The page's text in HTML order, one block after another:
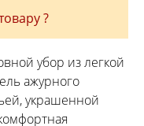
?
убор из легкой
ажурного
украшенной